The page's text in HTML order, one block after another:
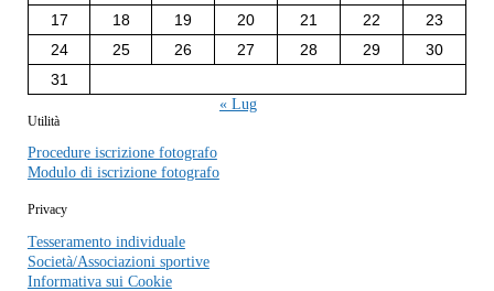
17
18 19 20 21 22
23
24
25 26 27 28 29
30
31
« Lug
Utilità
Procedure iscrizione fotografo
Modulo di iscrizione fotografo
Privacy
Tesseramento individuale
Società/Associazioni sportive
Informativa sui Cookie